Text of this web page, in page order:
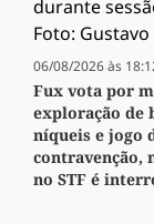
06/08/2026 às
Fux vota por
exploração de
níqueis e jogo
contravenção,
no STF é